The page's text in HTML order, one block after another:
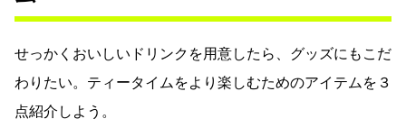
せっかくおいしいドリンクを用意したら、グッズにもこだ
わりたい。ティータイムをより楽しむためのアイテムを３
点紹介しよう。